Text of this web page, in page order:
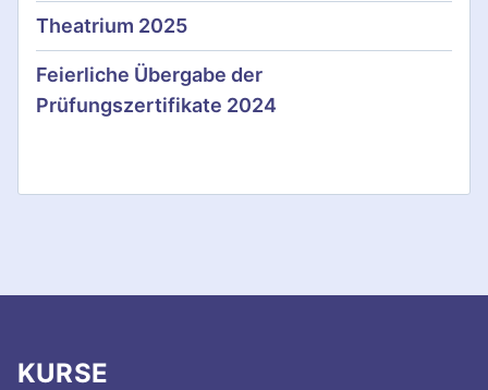
Theatrium 2025
Feierliche Übergabe der
Prüfungszertifikate 2024
KURSE